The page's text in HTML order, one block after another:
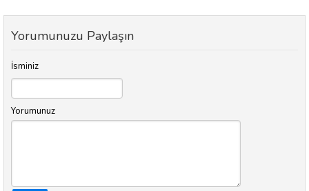
Yorumunuzu Paylaşın
İsminiz
Yorumunuz